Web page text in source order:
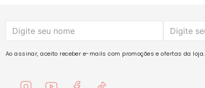
Ao assinar, aceito receber e-mails com promoções e ofertas da loja.